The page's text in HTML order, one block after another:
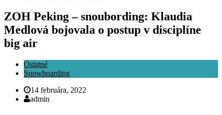
ZOH Peking – snoubording: Klaudia
Medlová bojovala o postup v disciplíne
big air
Ostatné
Snowboarding
14 februára, 2022
admin